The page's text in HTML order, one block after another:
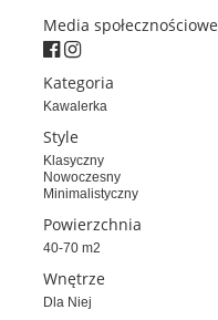
Media społecznościowe
Kategoria
Kawalerka
Style
Klasyczny
Nowoczesny
Minimalistyczny
Powierzchnia
40-70 m2
Wnętrze
Dla Niej